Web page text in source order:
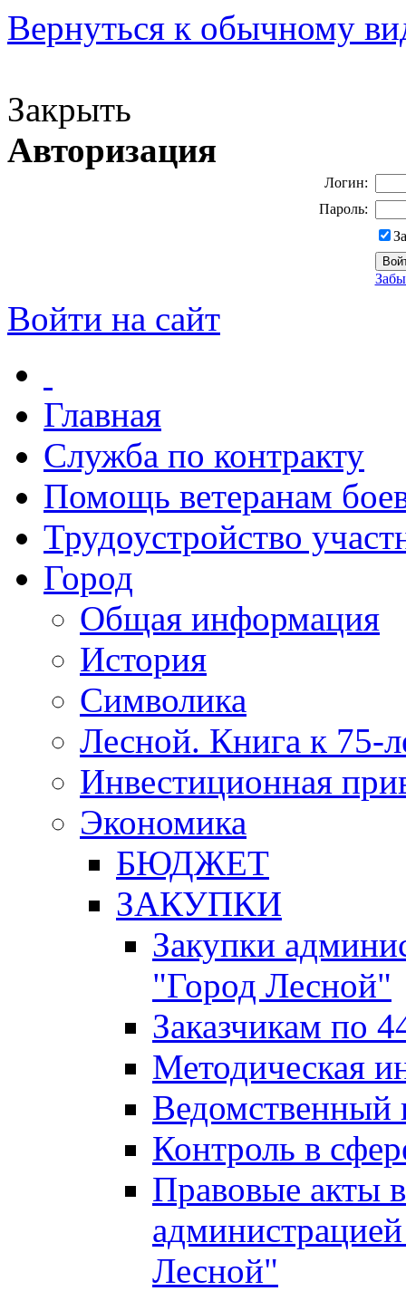
Вернуться к обычному
Закрыть
Авторизация
Логин:
Пароль:
Войти на сайт
Главная
Служба по контракту
Помощь ветеранам
Трудоустройство
Город
Общая информация
История
Символика
Лесной. Книга к 75-
Инвестиционная
Экономика
БЮДЖЕТ
ЗАКУПКИ
Закупки
"Город Лесной"
Заказчикам по
Методическая
Ведомственный
Контроль в
Правовые акты
Лесной"